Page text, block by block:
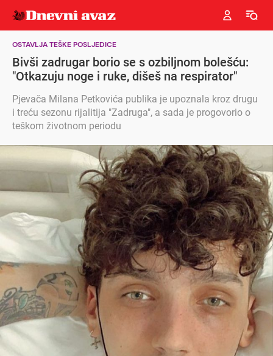
OSTAVLJA TEŠKE POSLJEDICE
Bivši zadrugar borio se s ozbiljnom bolešću:
"Otkazuju noge i ruke, dišeš na respirator"
Pjevača Milana Petkovića publika je upoznala kroz drugu
i treću sezonu rijalitija "Zadruga", a sada je progovorio o
teškom životnom periodu